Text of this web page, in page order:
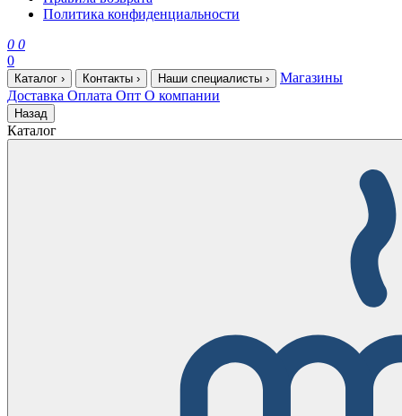
Политика конфиденциальности
0 0
0
Каталог › Контакты › Наши специалисты ›
Магазины
Доставка Оплата Опт О компании
Назад
Каталог